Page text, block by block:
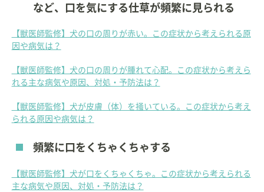
など、口を気にする仕草が頻繁に見られる
【獣医師監修】犬の口の周りが赤い。この症状から考えられる原
因や病気は？
【獣医師監修】犬の口の周りが腫れて心配。この症状から考えら
れる主な病気や原因、対処・予防法は？
【獣医師監修】犬が皮膚（体）を掻いている。この症状から考え
られる原因や病気は？
頻繁に口をくちゃくちゃする
【獣医師監修】犬が口をくちゃくちゃ。この症状から考えられる
主な病気や原因、対処・予防法は？